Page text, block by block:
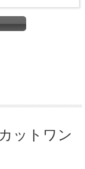
ットワン